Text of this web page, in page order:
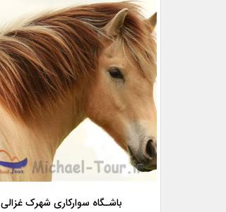
باشـگاه سوارکاری شهرک غزالی